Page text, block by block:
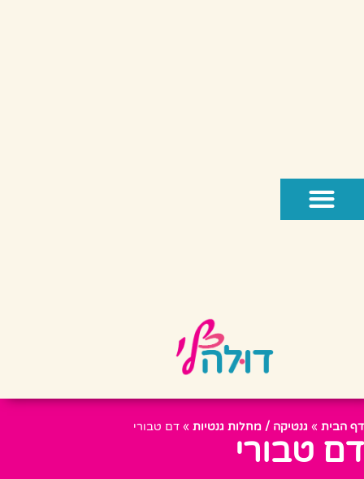
דף הבית » גנטיקה / מחלות גנטיות » דם טבורי
דם טבורי